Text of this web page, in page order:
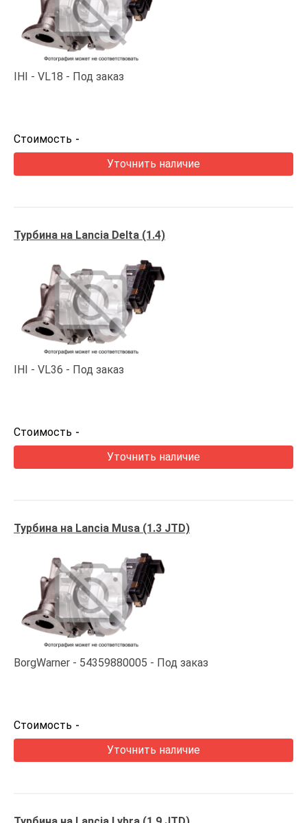
IHI VL18 Под заказ
Стоимость -
Уточнить наличие
Турбина на Lancia Delta (1.4)
IHI VL36 Под заказ
Стоимость -
Уточнить наличие
Турбина на Lancia Musa (1.3 JTD)
BorgWarner 54359880005 Под заказ
Стоимость -
Уточнить наличие